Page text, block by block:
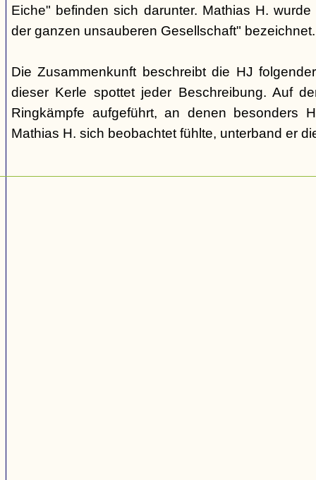
Eiche" befinden sich darunter. Mathias H.
der ganzen unsauberen Gesellschaft" bezeichnet.
Die Zusammenkunft beschreibt die HJ
dieser Kerle spottet jeder Beschreibung. Auf
Ringkämpfe aufgeführt, an denen besonders
Mathias H. sich beobachtet fühlte, unterband er